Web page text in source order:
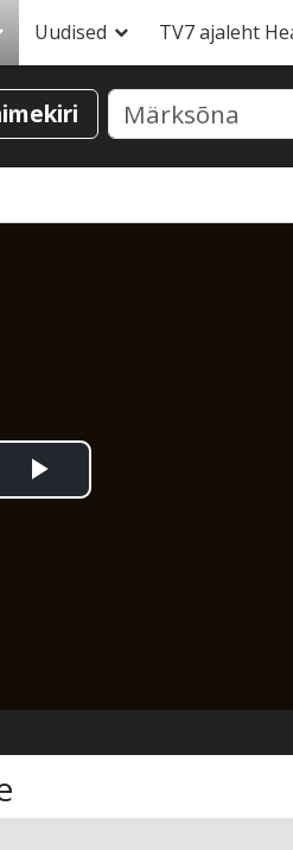
Uudised TV7 ajaleht
Esita